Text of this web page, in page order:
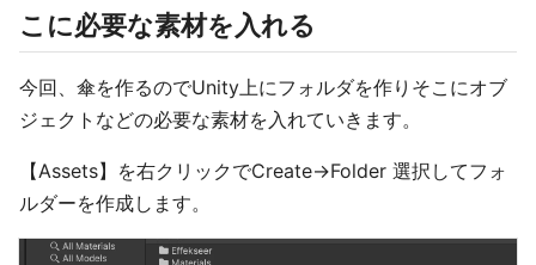
こに必要な素材を入れる
今回、傘を作るのでUnity上にフォルダを作りそこにオブ
ジェクトなどの必要な素材を入れていきます。
【Assets】を右クリックでCreate→Folder 選択してフォ
ルダーを作成します。